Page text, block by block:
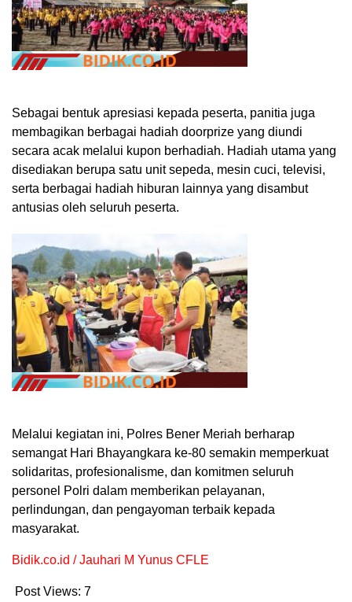
Sebagai bentuk apresiasi kepada peserta, panitia juga
membagikan berbagai hadiah doorprize yang diundi
secara acak melalui kupon berhadiah. Hadiah utama yang
disediakan berupa satu unit sepeda, mesin cuci, televisi,
serta berbagai hadiah hiburan lainnya yang disambut
antusias oleh seluruh peserta.
Melalui kegiatan ini, Polres Bener Meriah berharap
semangat Hari Bhayangkara ke-80 semakin memperkuat
solidaritas, profesionalisme, dan komitmen seluruh
personel Polri dalam memberikan pelayanan,
perlindungan, dan pengayoman terbaik kepada
masyarakat.
Bidik.co.id / Jauhari M Yunus CFLE
Post Views: 7